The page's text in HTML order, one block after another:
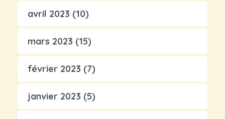
avril 2023 (10)
mars 2023 (15)
février 2023 (7)
janvier 2023 (5)